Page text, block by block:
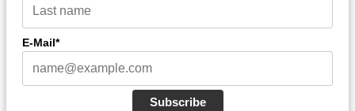
E-Mail*
Subscribe